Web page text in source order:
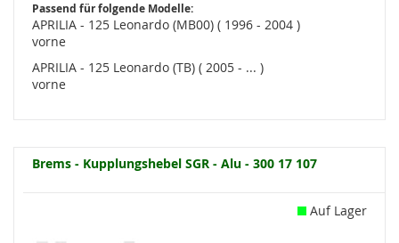
Passend für folgende Modelle:
APRILIA - 125 Leonardo (MB00) ( 1996 - 2004 )
vorne
APRILIA - 125 Leonardo (TB) ( 2005 - ... )
vorne
Brems - Kupplungshebel SGR - Alu - 300 17 107
Auf Lager